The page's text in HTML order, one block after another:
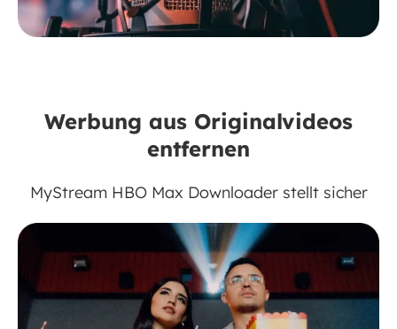
Werbung aus Originalvideos
entfernen
MyStream HBO Max Downloader stellt sicher